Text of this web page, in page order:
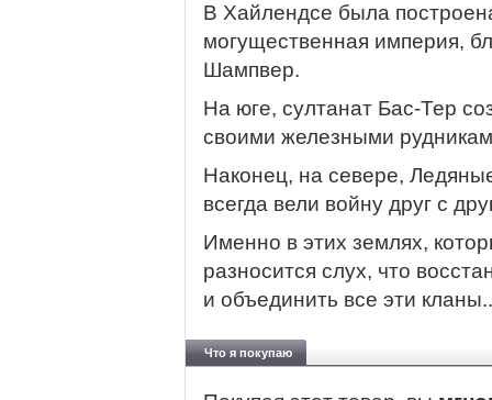
В Хайлендсе была
могущественная империя,
Шампвер.
На юге, султанат Бас-Тер
своими железными
Наконец, на севере,
всегда вели войну друг с
Именно в этих землях,
разносится слух, что
и объединить все эти
Что я покупаю